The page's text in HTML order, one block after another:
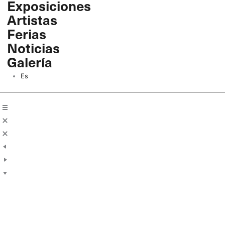
contenido
Exposiciones
Artistas
Ferias
Noticias
Galería
Es